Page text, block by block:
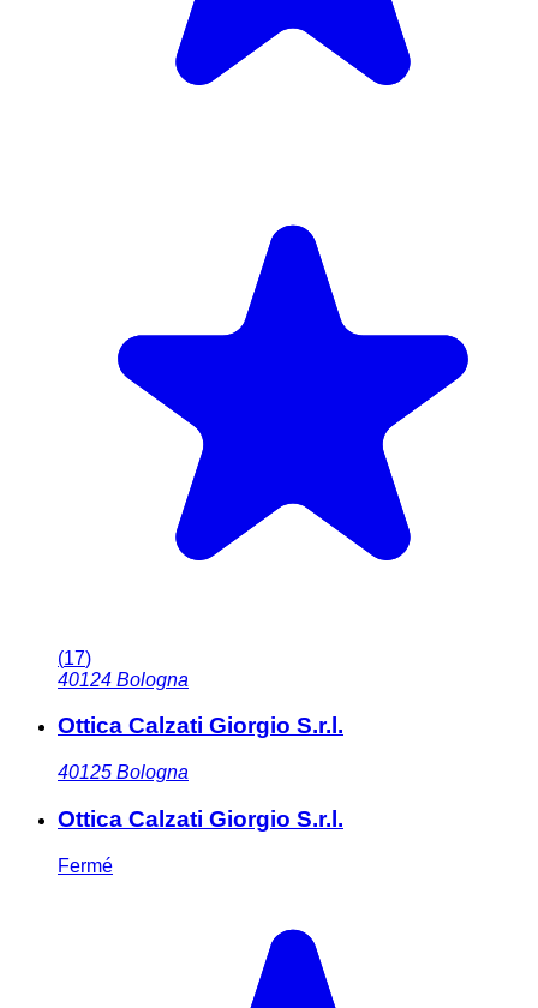
(17)
40124 Bologna
Ottica Calzati Giorgio S.r.l.
40125 Bologna
Ottica Calzati Giorgio S.r.l.
Fermé